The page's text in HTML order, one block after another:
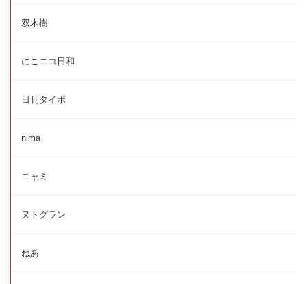
双木樹
にこニコ日和
日刊タイポ
nima
ニャミ
ヌトグラン
ねあ